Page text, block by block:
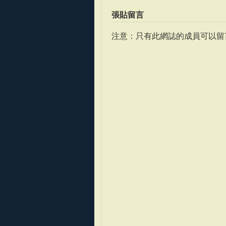
張貼留言
注意：只有此網誌的成員可以